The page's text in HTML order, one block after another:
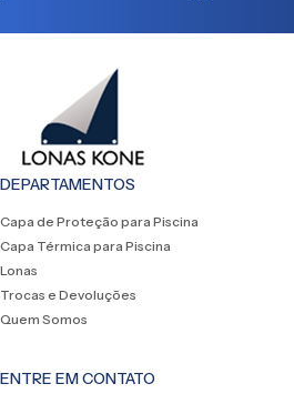
DEPARTAMENTOS
Capa de Proteção para Piscina
Capa Térmica para Piscina
Lonas
Trocas e Devoluções
Quem Somos
ENTRE EM CONTATO